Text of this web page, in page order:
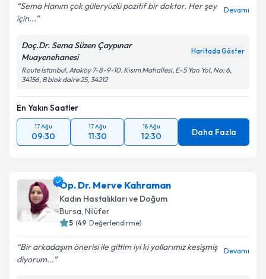
Sema Hanım çok güleryüzlü pozitif bir doktor. Her şey
için...
Devamı
Doç.Dr. Sema Süzen Çaypınar
Muayenehanesi
Haritada Göster
Route İstanbul, Ataköy 7-8-9-10. Kısım Mahallesi, E-5 Yan Yol, No: 6,
34156, B blok daire 25, 34212
En Yakın Saatler
17 Ağu
09:30
17 Ağu
11:30
18 Ağu
12:30 Daha Fazla
Op. Dr. Merve Kahraman
Kadın Hastalıkları ve Doğum
Bursa, Nilüfer
5 (49 Değerlendirme)
Bir arkadaşım önerisi ile gittim iyi ki yollarımız kesişmiş
diyorum...
Devamı